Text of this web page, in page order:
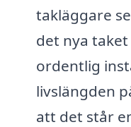
takläggare
det nya
ordentlig
livslängden
att det står